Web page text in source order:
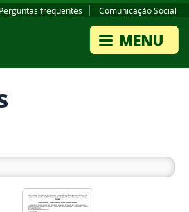
Perguntas frequentes Comunicação Social